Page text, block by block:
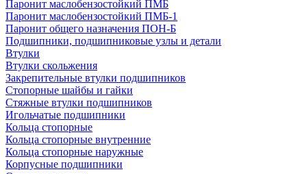
Паронит маслобензостойкий ПМБ
Паронит маслобензостойкий ПМБ-1
Паронит общего назначения ПОН-Б
Подшипники, подшипниковые узлы и детали
Втулки
Втулки скольжения
Закрепительные втулки подшипников
Стопорные шайбы и гайки
Стяжные втулки подшипников
Игольчатые подшипники
Кольца стопорные
Кольца стопорные внутренние
Кольца стопорные наружные
Корпусные подшипники